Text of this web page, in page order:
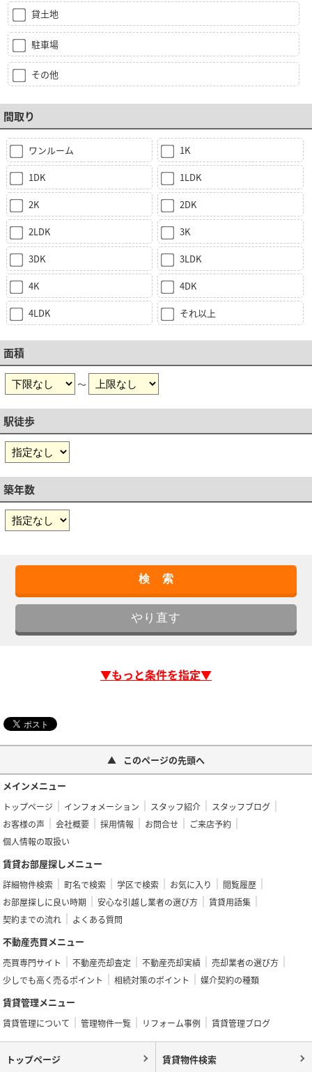
貸土地
駐車場
その他
間取り
ワンルーム 1K
1DK 1LDK
2K 2DK
2LDK 3K
3DK 3LDK
4K 4DK
4LDK それ以上
面積
～
駅徒歩
築年数
▼もっと条件を指定▼
このページの先頭へ
メインメニュー
トップページ インフォメーション スタッフ紹介
スタッフブログ
お客様の声
会社概要 採用情報 お問合せ
ご来店予約
個人情報の取扱い
賃貸お部屋探しメニュー
詳細物件検索 町名で検索 学区で検索 お気に入り
閲覧履歴
お部屋探しに良い時期
安心な引越し業者の選び方
賃貸用語集
契約までの流れ
よくある質問
不動産売買メニュー
売買専門サイト 不動産売却査定 不動産売却実績
売却業者の選び方
少しでも高く売るポイント
相続対策のポイント 媒介契約の種類
賃貸管理メニュー
賃貸管理について 管理物件一覧 リフォーム事例 賃貸管理ブログ
トップページ 賃貸物件検索